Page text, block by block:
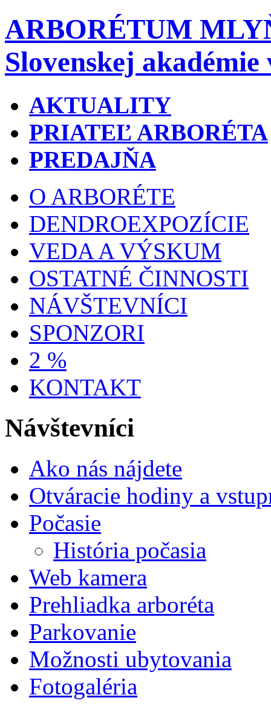
ARBORÉTUM
Slovenskej akadémie
AKTUALITY
PRIATEĽ ARBORÉTA
PREDAJŇA
O ARBORÉTE
DENDROEXPOZÍCIE
VEDA A VÝSKUM
OSTATNÉ ČINNOSTI
NÁVŠTEVNÍCI
SPONZORI
2 %
KONTAKT
Návštevníci
Ako nás nájdete
Otváracie hodiny a
Počasie
História počasia
Web kamera
Prehliadka arboréta
Parkovanie
Možnosti ubytovania
Fotogaléria